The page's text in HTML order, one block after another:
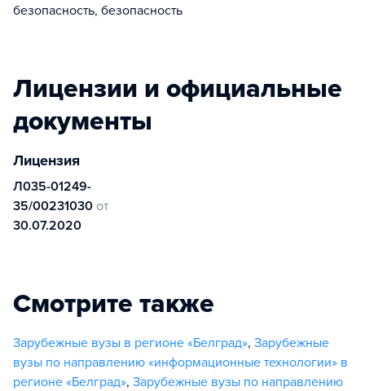
безопасность, безопасность
Лицензии и официальные
документы
Лицензия
Л035-01249-
35/00231030 от
30.07.2020
Смотрите также
Зарубежные вузы в регионе «Белград», Зарубежные
вузы по направлению «информационные технологии» в
регионе «Белград», Зарубежные вузы по направлению